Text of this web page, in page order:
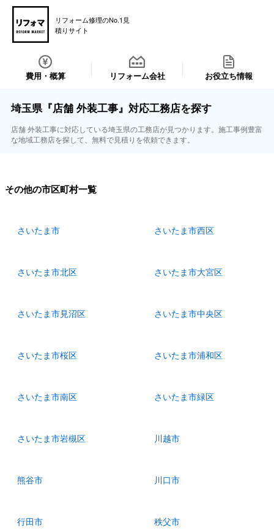
リフォーム修理のNo.1見
積りサイト
費用・概算 リフォーム会社 お役立ち情報
埼玉県『店舗 外装工事』対応工務店を探す
店舗 外装工事に対応している埼玉県の工務店が見つかります。施工事例豊富
な地域工務店を探して、無料で見積りを依頼できます。
その他の市区町村一覧
さいたま市 さいたま市西区
さいたま市北区 さいたま市大宮区
さいたま市見沼区 さいたま市中央区
さいたま市桜区 さいたま市浦和区
さいたま市南区 さいたま市緑区
さいたま市岩槻区 川越市
熊谷市 川口市
行田市 秩父市